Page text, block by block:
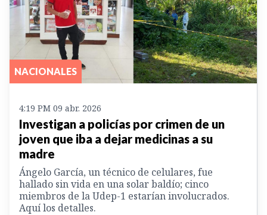
NACIONALES
4:19 PM 09 abr. 2026
Investigan a policías por crimen de un
joven que iba a dejar medicinas a su
madre
Ángelo García, un técnico de celulares, fue
hallado sin vida en una solar baldío; cinco
miembros de la Udep-1 estarían involucrados.
Aquí los detalles.